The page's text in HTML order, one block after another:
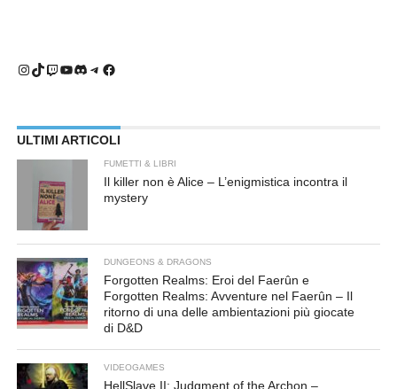
Instagram
TikTok
Twitch
YouTube
Discord
Telegram
Facebook
ULTIMI ARTICOLI
FUMETTI & LIBRI
Il killer non è Alice – L’enigmistica incontra il
mystery
DUNGEONS & DRAGONS
Forgotten Realms: Eroi del Faerûn e
Forgotten Realms: Avventure nel Faerûn – Il
ritorno di una delle ambientazioni più giocate
di D&D
VIDEOGAMES
HellSlave II: Judgment of the Archon –